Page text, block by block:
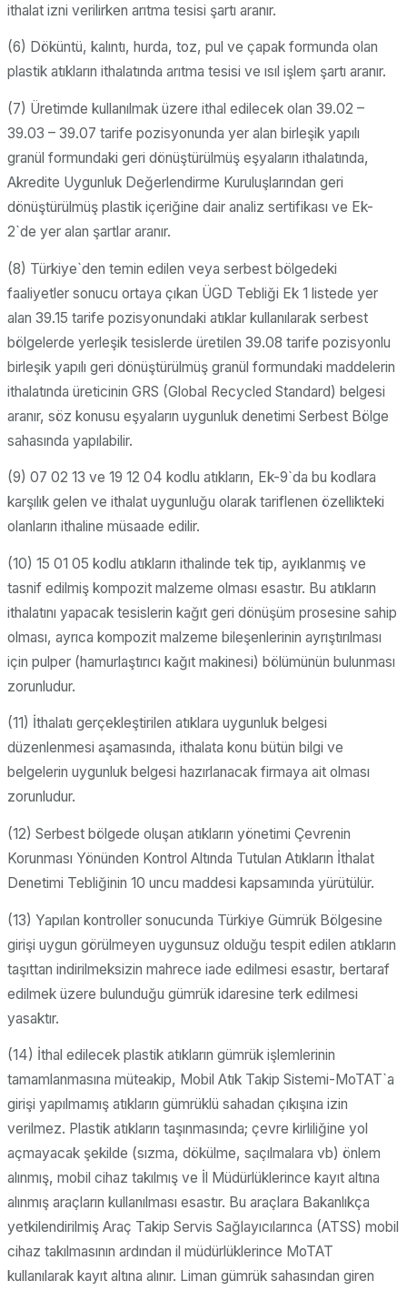
ithalat izni verilirken arıtma tesisi şartı aranır.
(6) Döküntü, kalıntı, hurda, toz, pul ve çapak formunda olan
plastik atıkların ithalatında arıtma tesisi ve ısıl işlem şartı aranır.
(7) Üretimde kullanılmak üzere ithal edilecek olan 39.02 –
39.03 – 39.07 tarife pozisyonunda yer alan birleşik yapılı
granül formundaki geri dönüştürülmüş eşyaların ithalatında,
Akredite Uygunluk Değerlendirme Kuruluşlarından geri
dönüştürülmüş plastik içeriğine dair analiz sertifikası ve Ek-
2`de yer alan şartlar aranır.
(8) Türkiye`den temin edilen veya serbest bölgedeki
faaliyetler sonucu ortaya çıkan ÜGD Tebliği Ek 1 listede yer
alan 39.15 tarife pozisyonundaki atıklar kullanılarak serbest
bölgelerde yerleşik tesislerde üretilen 39.08 tarife pozisyonlu
birleşik yapılı geri dönüştürülmüş granül formundaki maddelerin
ithalatında üreticinin GRS (Global Recycled Standard) belgesi
aranır, söz konusu eşyaların uygunluk denetimi Serbest Bölge
sahasında yapılabilir.
(9) 07 02 13 ve 19 12 04 kodlu atıkların, Ek-9`da bu kodlara
karşılık gelen ve ithalat uygunluğu olarak tariflenen özellikteki
olanların ithaline müsaade edilir.
(10) 15 01 05 kodlu atıkların ithalinde tek tip, ayıklanmış ve
tasnif edilmiş kompozit malzeme olması esastır. Bu atıkların
ithalatını yapacak tesislerin kağıt geri dönüşüm prosesine sahip
olması, ayrıca kompozit malzeme bileşenlerinin ayrıştırılması
için pulper (hamurlaştırıcı kağıt makinesi) bölümünün bulunması
zorunludur.
(11) İthalatı gerçekleştirilen atıklara uygunluk belgesi
düzenlenmesi aşamasında, ithalata konu bütün bilgi ve
belgelerin uygunluk belgesi hazırlanacak firmaya ait olması
zorunludur.
(12) Serbest bölgede oluşan atıkların yönetimi Çevrenin
Korunması Yönünden Kontrol Altında Tutulan Atıkların İthalat
Denetimi Tebliğinin 10 uncu maddesi kapsamında yürütülür.
(13) Yapılan kontroller sonucunda Türkiye Gümrük Bölgesine
girişi uygun görülmeyen uygunsuz olduğu tespit edilen atıkların
taşıttan indirilmeksizin mahrece iade edilmesi esastır, bertaraf
edilmek üzere bulunduğu gümrük idaresine terk edilmesi
yasaktır.
(14) İthal edilecek plastik atıkların gümrük işlemlerinin
tamamlanmasına müteakip, Mobil Atık Takip Sistemi-MoTAT`a
girişi yapılmamış atıkların gümrüklü sahadan çıkışına izin
verilmez. Plastik atıkların taşınmasında; çevre kirliliğine yol
açmayacak şekilde (sızma, dökülme, saçılmalara vb) önlem
alınmış, mobil cihaz takılmış ve İl Müdürlüklerince kayıt altına
alınmış araçların kullanılması esastır. Bu araçlara Bakanlıkça
yetkilendirilmiş Araç Takip Servis Sağlayıcılarınca (ATSS) mobil
cihaz takılmasının ardından il müdürlüklerince MoTAT
kullanılarak kayıt altına alınır. Liman gümrük sahasından giren